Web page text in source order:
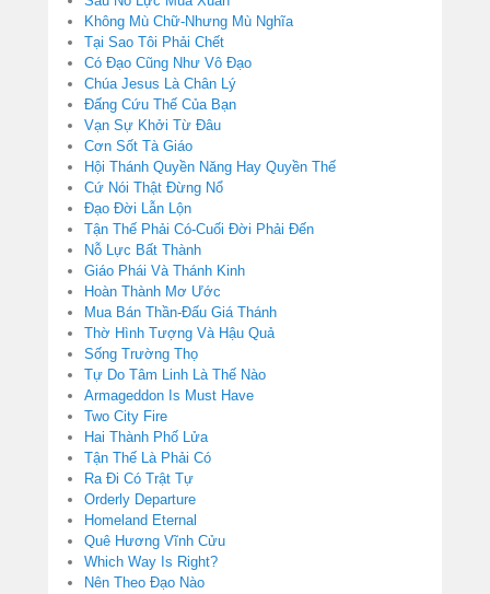
Không Mù Chữ-Nhưng Mù Nghĩa
Tại Sao Tôi Phải Chết
Có Đạo Cũng Như Vô Đạo
Chúa Jesus Là Chân Lý
Đấng Cứu Thế Của Bạn
Vạn Sự Khởi Từ Đâu
Cơn Sốt Tà Giáo
Hội Thánh Quyền Năng Hay Quyền Thế
Cứ Nói Thật Đừng Nổ
Đạo Đời Lẫn Lộn
Tận Thế Phải Có-Cuối Đời Phải Đến
Nỗ Lực Bất Thành
Giáo Phái Và Thánh Kinh
Hoàn Thành Mơ Ước
Mua Bán Thần-Đấu Giá Thánh
Thờ Hình Tượng Và Hậu Quả
Sống Trường Thọ
Tự Do Tâm Linh Là Thế Nào
Armageddon Is Must Have
Two City Fire
Hai Thành Phố Lửa
Tận Thế Là Phải Có
Ra Đi Có Trật Tự
Orderly Departure
Homeland Eternal
Quê Hương Vĩnh Cửu
Which Way Is Right?
Nên Theo Đạo Nào